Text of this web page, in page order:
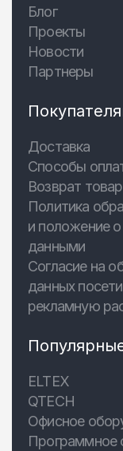
Блог
Проекты
Новости
Партнеры
Доставка
Способы
Возврат
Политика
и положение
данными
Согласие на
данных
рекламную
ELTEX
QTECH
Офисное
Программное